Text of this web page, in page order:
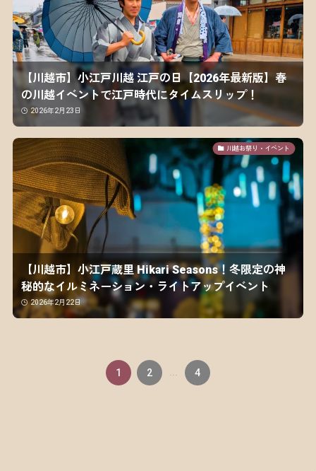
【川越市】小江戸川越 江戸の日【2026年最新版】春
の川越イベントで江戸時代にタイムスリップ！
2026年2月23日
川越お祭り・イベント
【川越市】小江戸蔵里 Hikari Seasons！冬限定の神
秘的なイルミネーション・ライトアップイベント
2026年2月22日
1 2 4